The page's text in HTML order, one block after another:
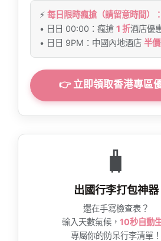
⚡ 每日限時瘋搶（請留意時間）：
• 日日 00:00：瘋搶 1 折酒店優
• 日日 9PM：中國內地酒店 半價
👉 立即領取香港專區
🧳
出國行李打包神器
還在手寫檢查表？
輸入天數氣候， 10秒自動
專屬你的防呆行李清單！